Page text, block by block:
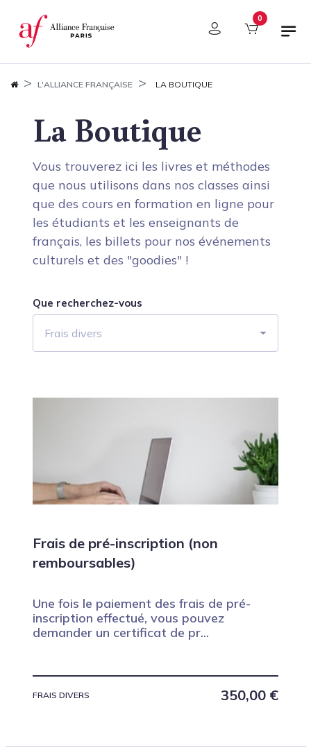
Panneau de gestion des cookies 0
L'ALLIANCE FRANÇAISE LA BOUTIQUE
La Boutique
Vous trouverez ici les livres et méthodes
que nous utilisons dans nos classes ainsi
que des cours en formation en ligne pour
les étudiants et les enseignants de
français, les billets pour nos événements
culturels et des "goodies" !
Que recherchez-vous
Frais divers
Frais de pré-inscription (non
remboursables)
Une fois le paiement des frais de pré-
inscription effectué, vous pouvez
demander un certificat de pr...
FRAIS DIVERS 350,00 €